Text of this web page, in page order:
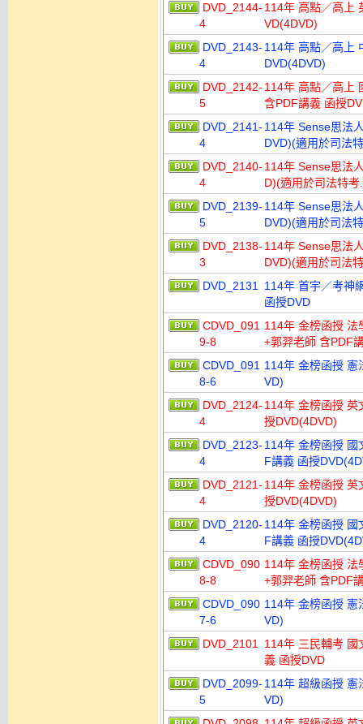
DVD_2144-
4
114年 高點／高上
VD(4DVD)
DVD_2143-
4
114年 高點／高上
DVD(4DVD)
DVD_2142-
5
114年 高點／高上
含PDF講義 函授
DVD_2141-
4
114年 Sense思法
DVD)(適用於司法
DVD_2140-
4
114年 Sense思法
D)(適用於司法特
DVD_2139-
5
114年 Sense思法
DVD)(適用於司法
DVD_2138-
3
114年 Sense思法
DVD)(適用於司法
DVD_2131
114年 首宇／考神
函授DVD
CDVD_091
9-8
114年 金榜函授 法
+郭羿老師 含PDF
CDVD_091
8-6
114年 金榜函授 憲
VD)
DVD_2124-
4
114年 金榜函授 英
授DVD(4DVD)
DVD_2123-
4
114年 金榜函授 國
F講義 函授
DVD_2121-
4
114年 金榜函授 英
授DVD(4DVD)
DVD_2120-
4
114年 金榜函授 國
F講義 函授
CDVD_090
8-8
114年 金榜函授 法
+郭羿老師 含PDF
CDVD_090
7-6
114年 金榜函授 憲
VD)
DVD_2101
114年 三民輔考 國
義 函授DVD
DVD_2099-
5
114年 超級函授 憲
VD)